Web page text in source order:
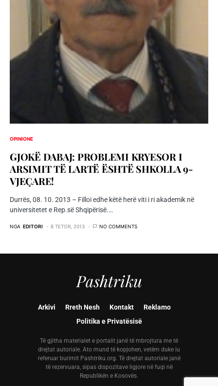
OPINIONE
GJOKË DABAJ: PROBLEMI KRYESOR I
ARSIMIT TË LARTË ËSHTË SHKOLLA 9-
VJEÇARE!
Durrës, 08. 10. 2013 – Filloi edhe këtë herë viti i ri akademik në
universitetet e Rep.së Shqipërisë.…
NGA EDITORI 8 TETOR, 2013 NO COMMENTS
Pashtriku
Arkivi Rreth Nesh Kontakt
Reklamo
Politika e Privatësisë
Të gjitha materialet e portalit janë të mbrojtura me të
drejtat autoriale. Ato mund të kopjohen, vetëm duke iu
referuar burimit Pashtriku.org. Të drejtat autoriale janë
të rezervuara, sipas dispozitave ligjore në fuqi në
Republikën e Kosovës.